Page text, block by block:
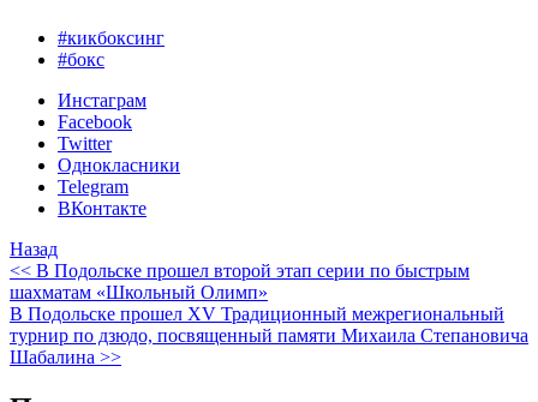
#кикбоксинг
#бокс
Инстаграм
Facebook
Twitter
Однокласники
Telegram
ВКонтакте
Назад
<< В Подольске прошел второй этап серии по быстрым
шахматам «Школьный Олимп»
В Подольске прошел XV Традиционный межрегиональный
турнир по дзюдо, посвященный памяти Михаила Степановича
Шабалина >>